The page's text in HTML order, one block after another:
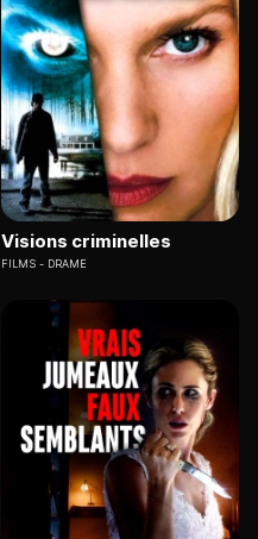
Visions criminelles
FILMS DRAME